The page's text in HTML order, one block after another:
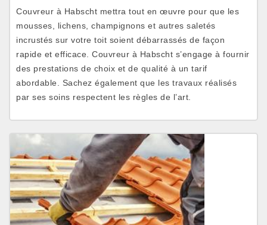
Couvreur à Habscht mettra tout en œuvre pour que les
mousses, lichens, champignons et autres saletés
incrustés sur votre toit soient débarrassés de façon
rapide et efficace. Couvreur à Habscht s’engage à fournir
des prestations de choix et de qualité à un tarif
abordable. Sachez également que les travaux réalisés
par ses soins respectent les règles de l’art.